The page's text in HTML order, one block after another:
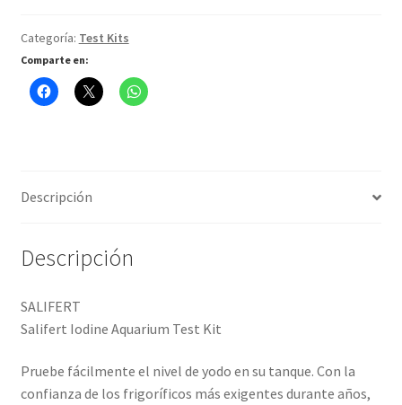
Categoría: Test Kits
Comparte en:
Descripción
Descripción
SALIFERT
Salifert Iodine Aquarium Test Kit
Pruebe fácilmente el nivel de yodo en su tanque. Con la
confianza de los frigoríficos más exigentes durante años,